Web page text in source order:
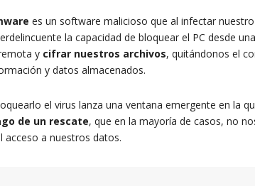
es un software malicioso que al infectar
la capacidad de bloquear el PC desde una
y cifrar nuestros archivos, quitándonos el
y datos almacenados.
el virus lanza una ventana emergente en la
de un rescate, que en la mayoría de casos, no
acceso a nuestros datos.